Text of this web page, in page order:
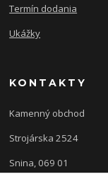
Termín dodania
Ukážky
KONTAKTY
Kamenný obchod
Strojárska 2524
Snina, 069 01